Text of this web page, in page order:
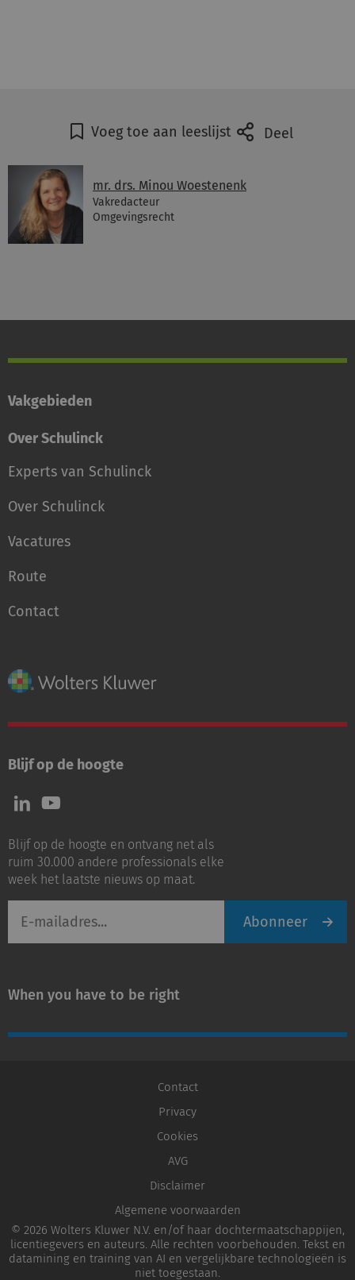
Voeg toe aan leeslijst Deel
mr. drs. Minou Woestenenk
Vakredacteur
Omgevingsrecht
Vakgebieden
Over Schulinck
Experts van Schulinck
Over Schulinck
Vacatures
Route
Contact
Blijf op de hoogte
Volg
ons
LinkedIn
Volg
ons
Youtube
Blijf op de hoogte en ontvang net als
ruim 30.000 andere professionals elke
week het laatste nieuws op maat.
mailadres
Abonneer
When you have to be right
Contact
Privacy
Cookies
AVG
Disclaimer
Algemene voorwaarden
© 2026 Wolters Kluwer N.V. en/of haar dochtermaatschappijen,
licentiegevers en auteurs. Alle rechten voorbehouden. Tekst en
datamining en training van AI en vergelijkbare technologieën is
niet toegestaan.